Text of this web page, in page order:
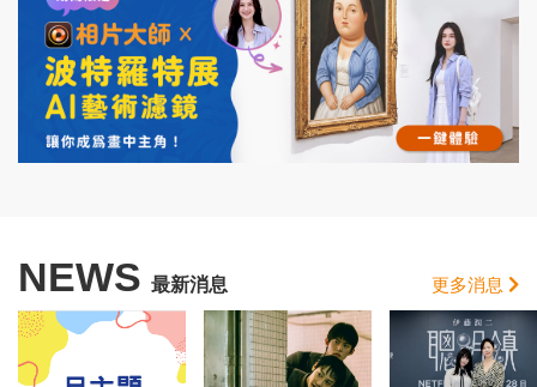
NEWS 最新消息 更多消息